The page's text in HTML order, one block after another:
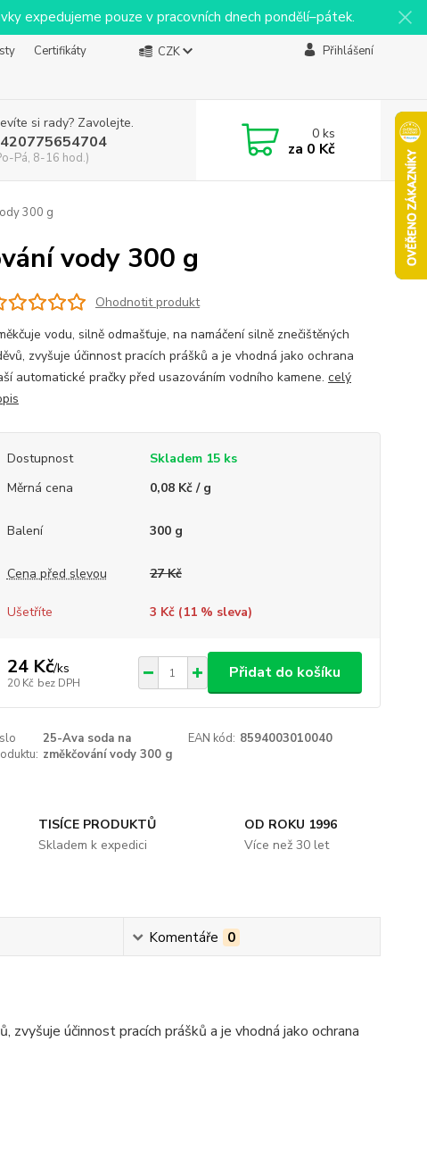
expedujeme pouze v pracovních dnech pondělí–pátek.
Certifikáty
CZK Přihlášení
si rady? Zavolejte.
Pá, 8-16 hod.)
0ks
za 0 Kč
300 g
vody 300 g
Ohodnotit produkt
vodu, silně odmašťuje, na namáčení silně znečištěných
zvyšuje účinnost pracích prášků a je vhodná jako ochrana
automatické pračky před usazováním vodního kamene. celý
Dostupnost
Skladem 15 ks
Měrná cena
0,08 Kč / g
Balení 300 g
Cena před slevou 27 Kč
Ušetříte 3 Kč (11% sleva)
24 Kč/ks
20 Kč bez DPH
Přidat do košíku
25-Ava soda na
změkčování vody 300 g
EAN kód: 8594003010040
TISÍCE PRODUKTŮ
Skladem k expedici
OD ROKU 1996
Více než 30 let
Komentáře 0
účinnost pracích prášků a je vhodná jako ochrana